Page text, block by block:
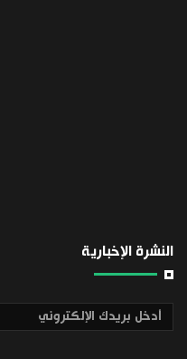
النشرة الإخبارية